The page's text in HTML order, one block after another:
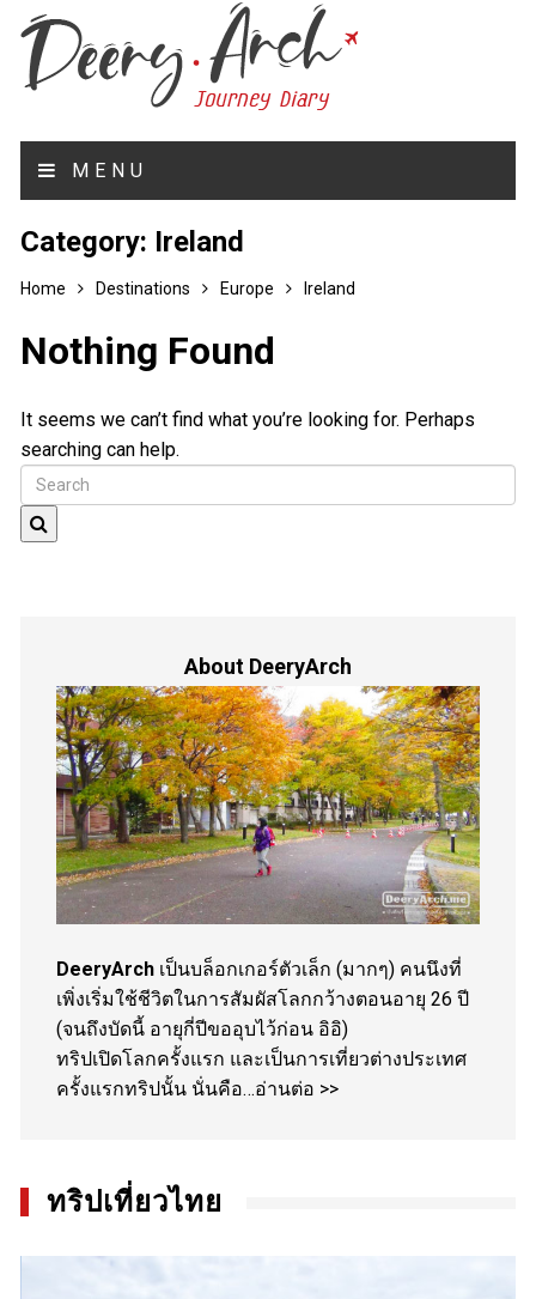
MENU
Category: Ireland
Home Destinations Europe Ireland
Nothing Found
It seems we can’t find what you’re looking for. Perhaps
searching can help.
About DeeryArch
DeeryArch เป็นบล็อกเกอร์ตัวเล็ก (มากๆ) คนนึงที่
เพิ่งเริ่มใช้ชีวิตในการสัมผัสโลกกว้างตอนอายุ 26 ปี
(จนถึงบัดนี้ อายุกี่ปีขออุบไว้ก่อน อิอิ)
ทริปเปิดโลกครั้งแรก และเป็นการเที่ยวต่างประเทศ
ครั้งแรกทริปนั้น นั่นคือ…อ่านต่อ >>
ทริปเที่ยวไทย